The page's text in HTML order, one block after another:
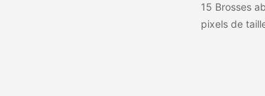
15 Brosses
pixels de